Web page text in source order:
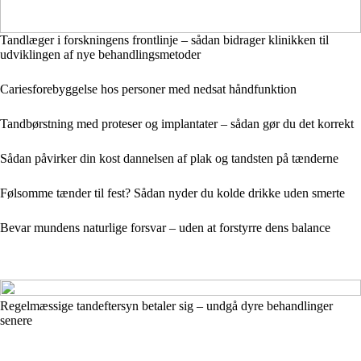
Tandlæger i forskningens frontlinje – sådan bidrager klinikken til
udviklingen af nye behandlingsmetoder
Cariesforebyggelse hos personer med nedsat håndfunktion
Tandbørstning med proteser og implantater – sådan gør du det korrekt
Sådan påvirker din kost dannelsen af plak og tandsten på tænderne
Følsomme tænder til fest? Sådan nyder du kolde drikke uden smerte
Bevar mundens naturlige forsvar – uden at forstyrre dens balance
Regelmæssige tandeftersyn betaler sig – undgå dyre behandlinger
senere